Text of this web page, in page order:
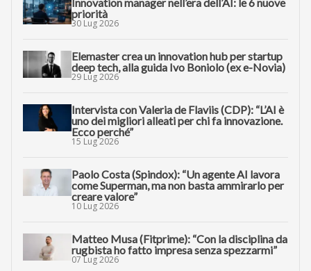
priorità
30 Lug 2026
Elemaster crea un innovation hub per startup
deep tech, alla guida Ivo Boniolo (ex e-Novia)
29 Lug 2026
Intervista con Valeria de Flaviis (CDP): “L’AI è
uno dei migliori alleati per chi fa innovazione.
Ecco perché”
15 Lug 2026
Paolo Costa (Spindox): “Un agente AI lavora
come Superman, ma non basta ammirarlo per
creare valore”
10 Lug 2026
Matteo Musa (Fitprime): “Con la disciplina da
rugbista ho fatto impresa senza spezzarmi”
07 Lug 2026